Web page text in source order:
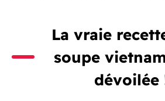
La vraie
soupe
dévoilée